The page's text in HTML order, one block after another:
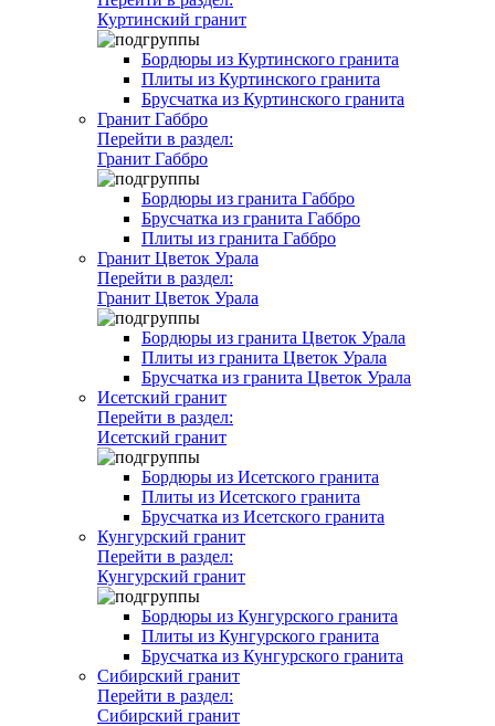
Куртинский гранит
Бордюры из Куртинского гранита
Плиты из Куртинского гранита
Брусчатка из Куртинского гранита
Гранит Габбро
Перейти в раздел:
Гранит Габбро
Бордюры из гранита Габбро
Брусчатка из гранита Габбро
Плиты из гранита Габбро
Гранит Цветок Урала
Перейти в раздел:
Гранит Цветок Урала
Бордюры из гранита Цветок Урала
Плиты из гранита Цветок Урала
Брусчатка из гранита Цветок Урала
Исетский гранит
Перейти в раздел:
Исетский гранит
Бордюры из Исетского гранита
Плиты из Исетского гранита
Брусчатка из Исетского гранита
Кунгурский гранит
Перейти в раздел:
Кунгурский гранит
Бордюры из Кунгурского гранита
Плиты из Кунгурского гранита
Брусчатка из Кунгурского гранита
Сибирский гранит
Перейти в раздел:
Сибирский гранит